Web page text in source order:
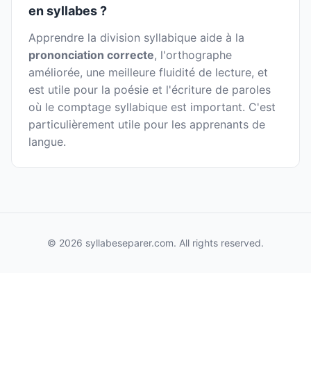
en syllabes ?
Apprendre la division syllabique aide à la
prononciation correcte, l'orthographe
améliorée, une meilleure fluidité de lecture, et
est utile pour la poésie et l'écriture de paroles
où le comptage syllabique est important. C'est
particulièrement utile pour les apprenants de
langue.
© 2026 syllabeseparer.com. All rights reserved.